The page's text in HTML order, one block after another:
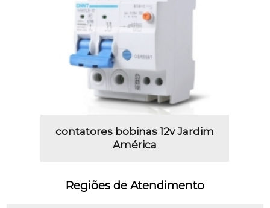
contatores bobinas 12v Jardim
América
Regiões de Atendimento